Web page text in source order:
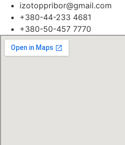
izotoppribor@gmail.com
+380-44-233 4681
+380-50-457 7770